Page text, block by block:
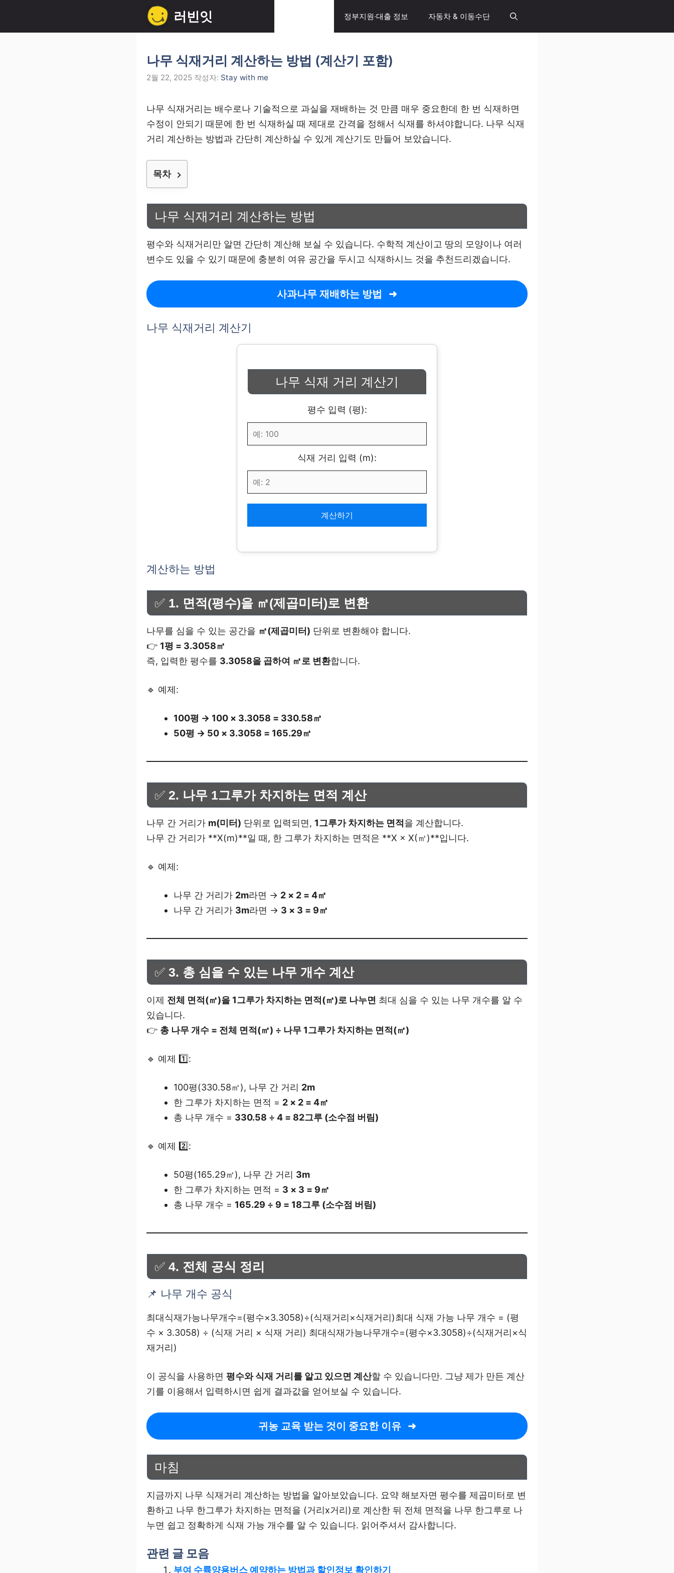
러빈잇 정부지원·대출 정보 자동차 & 이동수단
나무 식재거리 계산하는 방법 (계산기 포함)
2월 22, 2025 작성자: Stay with me
나무 식재거리는 배수로나 기술적으로 과실을 재배하는 것 만큼 매우 중요한데 한 번 식재하면
수정이 안되기 때문에 한 번 식재하실 때 제대로 간격을 정해서 식재를 하셔야합니다. 나무 식재
거리 계산하는 방법과 간단히 계산하실 수 있게 계산기도 만들어 보았습니다.
목차
나무 식재거리 계산하는 방법
평수와 식재거리만 알면 간단히 계산해 보실 수 있습니다. 수학적 계산이고 땅의 모양이나 여러
변수도 있을 수 있기 때문에 충분히 여유 공간을 두시고 식재하시느 것을 추천드리겠습니다.
사과나무 재배하는 방법
나무 식재거리 계산기
나무 식재 거리 계산기
평수 입력 (평):
식재 거리 입력 (m):
계산하기
계산하는 방법
✅ 1. 면적(평수)을 ㎡(제곱미터)로 변환
나무를 심을 수 있는 공간을 ㎡(제곱미터) 단위로 변환해야 합니다.
👉 1평 = 3.3058㎡
즉, 입력한 평수를 3.3058을 곱하여 ㎡로 변환합니다.
🔹 예제:
100평 → 100 × 3.3058 = 330.58㎡
50평 → 50 × 3.3058 = 165.29㎡
✅ 2. 나무 1그루가 차지하는 면적 계산
나무 간 거리가 m(미터) 단위로 입력되면, 1그루가 차지하는 면적 을 계산합니다.
나무 간 거리가 **X(m)**일 때, 한 그루가 차지하는 면적은 **X × X(㎡)**입니다.
🔹 예제:
나무 간 거리가 2m라면 → 2 × 2 = 4㎡
나무 간 거리가 3m라면 → 3 × 3 = 9㎡
✅ 3. 총 심을 수 있는 나무 개수 계산
이제 전체 면적(㎡)을 1그루가 차지하는 면적(㎡)로 나누면 최대 심을 수 있는 나무 개수를 알 수
있습니다.
👉 총 나무 개수 = 전체 면적(㎡) ÷ 나무 1그루가 차지하는 면적(㎡)
🔹 예제 1️⃣:
100평(330.58㎡), 나무 간 거리 2m
한 그루가 차지하는 면적 = 2 × 2 = 4㎡
총 나무 개수 = 330.58 ÷ 4 = 82그루 (소수점 버림)
🔹 예제 2️⃣:
50평(165.29㎡), 나무 간 거리 3m
한 그루가 차지하는 면적 = 3 × 3 = 9㎡
총 나무 개수 = 165.29 ÷ 9 = 18그루 (소수점 버림)
✅ 4. 전체 공식 정리
📌 나무 개수 공식
최대식재가능나무개수=(평수×3.3058)÷(식재거리×식재거리)최대 식재 가능 나무 개수 = (평
수 × 3.3058) ÷ (식재 거리 × 식재 거리) 최대식재가능나무개수=(평수×3.3058)÷(식재거리×식
재거리)
이 공식을 사용하면 평수와 식재 거리를 알고 있으면 계산할 수 있습니다만. 그냥 제가 만든 계산
기를 이용해서 입력하시면 쉽게 결과값을 얻어보실 수 있습니다.
귀농 교육 받는 것이 중요한 이유
마침
지금까지 나무 식재거리 계산하는 방법을 알아보았습니다. 요약 해보자면 평수를 제곱미터로 변
환하고 나무 한그루가 차지하는 면적을 (거리x거리)로 계산한 뒤 전체 면적을 나무 한그루로 나
누면 쉽고 정확하게 식재 가능 개수를 알 수 있습니다. 읽어주셔서 감사합니다.
관련 글 모음
부여 수륙양용버스 예약하는 방법과 할인정보 확인하기